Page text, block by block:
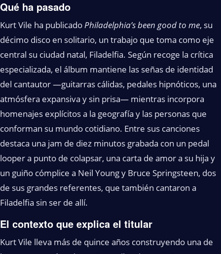
Qué ha pasado
Kurt Vile ha publicado Philadelphia’s been good to me, su
décimo disco en solitario, un trabajo que toma como eje
central su ciudad natal, Filadelfia. Según recoge la crítica
especializada, el álbum mantiene las señas de identidad
del cantautor —guitarras cálidas, pedales hipnóticos, una
atmósfera expansiva y sin prisa— mientras incorpora
homenajes explícitos a la geografía y las personas que
conforman su mundo cotidiano. Entre sus canciones
destaca una jam de diez minutos grabada con un pedal
looper a punto de colapsar, una carta de amor a su hija y
un guiño cómplice a Neil Young y Bruce Springsteen, dos
de sus grandes referentes, que también cantaron a
Filadelfia sin ser de allí.
El contexto que explica el titular
Kurt Vile lleva más de quince años construyendo una de